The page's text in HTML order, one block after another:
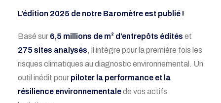
L’édition 2025 de notre Baromètre est publié !
Basé sur 6,5 millions de m² d’entrepôts édités et
275 sites analysés, il intègre pour la première fois les
risques climatiques au diagnostic environnemental. Un
outil inédit pour piloter la performance et la
résilience environnementalede vos actifs